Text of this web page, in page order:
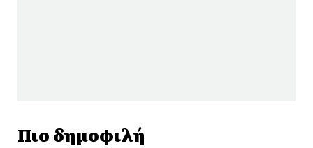
Πιο δημοφιλή